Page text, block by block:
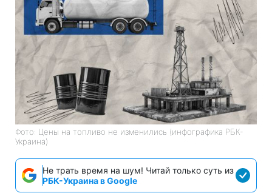
Фото: Цены на топливо не изменились (инфографика РБК-
Украина)
Не трать время на шум! Читай только суть из
РБК-Украина в Google